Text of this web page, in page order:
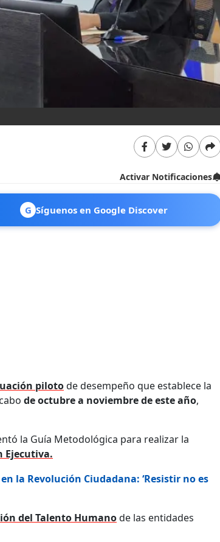
Activar Notificaciones
G Síguenos en Google Discover
pilotode desempeño que establece la
de octubre a noviembre de este año,
la Guía Metodológica para realizar la
Ejecutiva.
la Revolución Ciudadana: ‘Resistir no es
del Talento Humanode las entidades